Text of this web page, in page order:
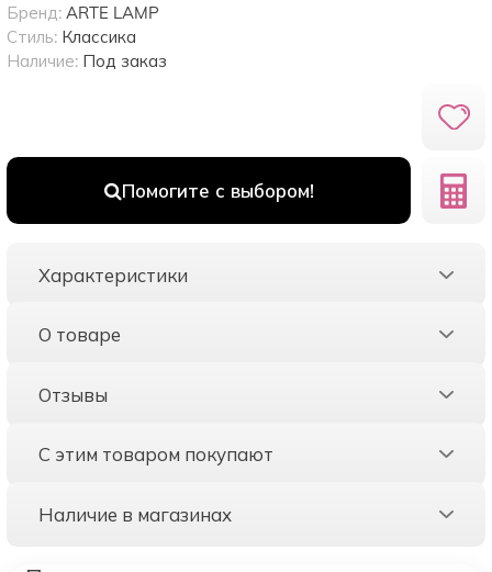
Помогите с выбором!
Бренд: ARTE LAMP
Стиль: Классика
Наличие: Под заказ
Характеристики
О товаре
Отзывы
С этим товаром покупают
Наличие в магазинах